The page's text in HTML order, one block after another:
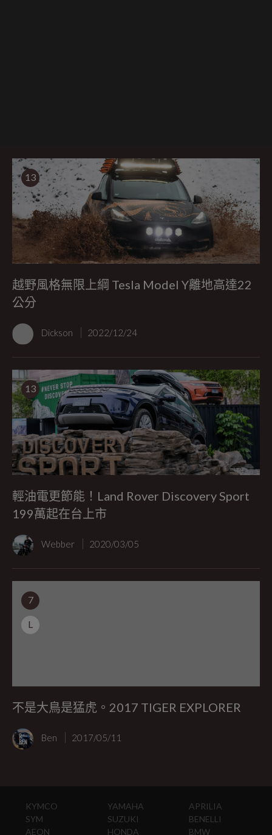
13
越野風格無限上綱 Tesla Model Y離地高達22
公分
Dickson 2022/12/24
13
輕油電更節能！Land Rover Discovery Sport
199萬起在台上市
Webber 2020/03/05
7
L
不是大鳥是猛虎。2017 TIGER EXPLORER
Ben 2017/05/11
KYMCO
SYM
AEON
YAMAHA
SUZUKI
HONDA
APRILIA
BENELLI
BMW